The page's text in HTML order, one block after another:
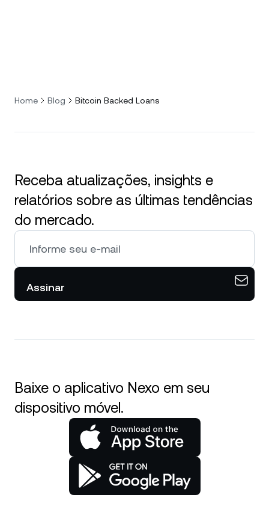
Home Blog Bitcoin Backed Loans
Receba atualizações, insights e
relatórios sobre as últimas tendências
do mercado.
Assinar
Baixe o aplicativo Nexo em seu
dispositivo móvel.